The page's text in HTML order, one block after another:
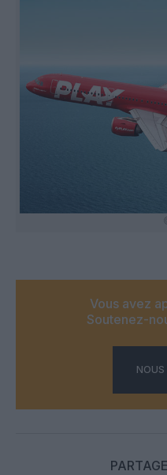
Vous avez
Soutenez-
NOUS